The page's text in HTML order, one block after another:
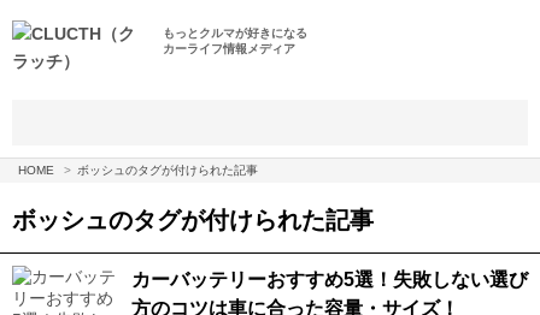
もっとクルマが好きになる
カーライフ情報メディア
HOME ボッシュのタグが付けられた記事
ボッシュのタグが付けられた記事
カーバッテリーおすすめ5選！失敗しない選び
方のコツは車に合った容量・サイズ！